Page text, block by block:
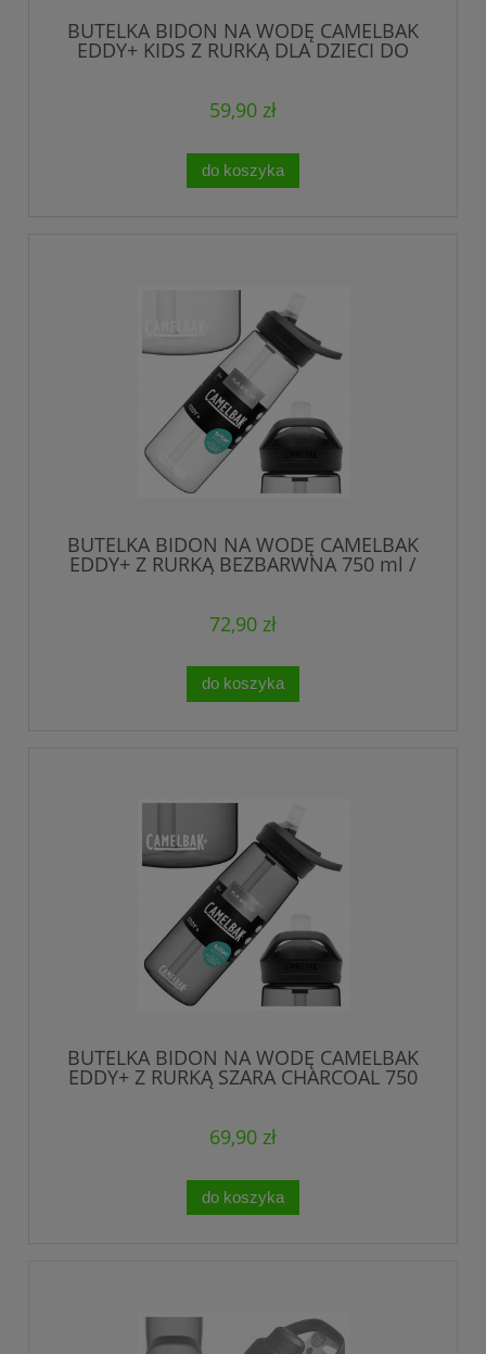
BUTELKA BIDON NA WODĘ CAMELBAK
EDDY+ KIDS Z RURKĄ DLA DZIECI DO
SZKOŁY 0,4l
59,90 zł
do koszyka
BUTELKA BIDON NA WODĘ CAMELBAK
EDDY+ Z RURKĄ BEZBARWNA 750 ml /
72,90 zł
do koszyka
BUTELKA BIDON NA WODĘ CAMELBAK
EDDY+ Z RURKĄ SZARA CHARCOAL 750
ml / 0,75 l
69,90 zł
do koszyka